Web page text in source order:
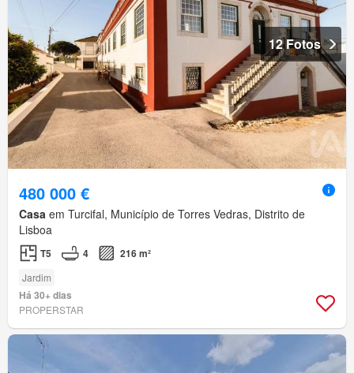
12 Fotos
480 000 €
Casa em Turcifal, Município de Torres Vedras, Distrito de
Lisboa
T5 4 216 m²
Jardim
Há 30+ dias
PROPERSTAR